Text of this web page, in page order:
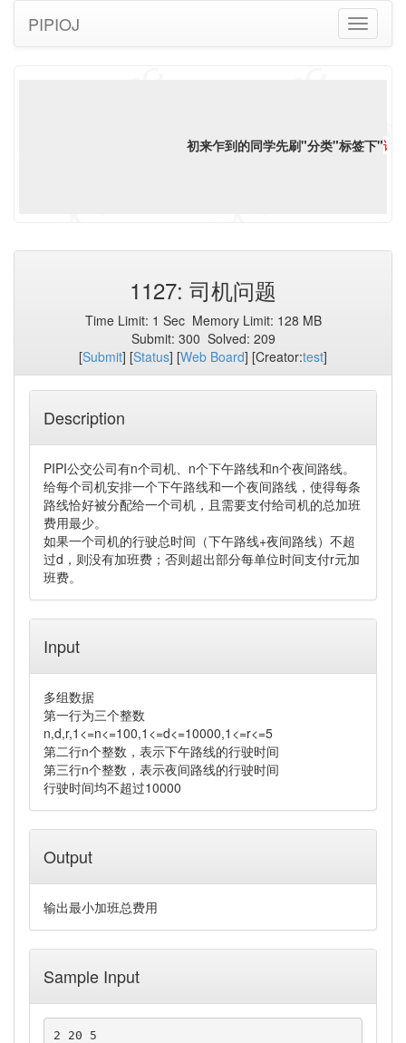
Toggle
PIPIOJ
初来乍到的同学先刷"分类"标签下"语
1127: 司机问题
Time Limit: 1 Sec Memory Limit: 128 MB
Submit: 300 Solved: 209
[Submit] [Status] [Web Board] [Creator:test]
Description
PIPI公交公司有n个司机、n个下午路线和n个夜间路线。
给每个司机安排一个下午路线和一个夜间路线，使得每条
路线恰好被分配给一个司机，且需要支付给司机的总加班
费用最少。
如果一个司机的行驶总时间（下午路线+夜间路线）不超
过d，则没有加班费；否则超出部分每单位时间支付r元加
班费。
Input
多组数据
第一行为三个整数
n,d,r,1<=n<=100,1<=d<=10000,1<=r<=5
第二行n个整数，表示下午路线的行驶时间
第三行n个整数， 表示夜间路线的行驶时间
行驶时间均不超过10000
Output
输出最小加班总费用
Sample Input
2 20 5